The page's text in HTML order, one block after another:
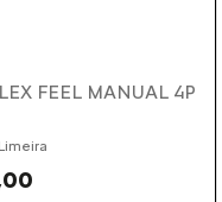
FEEL MANUAL 4P